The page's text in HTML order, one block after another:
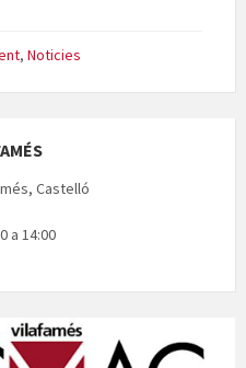
, Noticies
Castelló
a 14:00